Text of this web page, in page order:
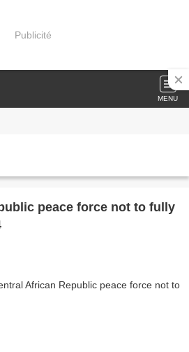
Publicité
MENU
peace force not to fully